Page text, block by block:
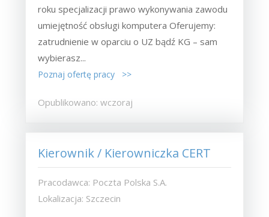
roku specjalizacji prawo wykonywania zawodu
umiejętność obsługi komputera Oferujemy:
zatrudnienie w oparciu o UZ bądź KG – sam
wybierasz...
Poznaj ofertę pracy >>
Opublikowano: wczoraj
Kierownik / Kierowniczka CERT
Pracodawca: Poczta Polska S.A.
Lokalizacja: Szczecin